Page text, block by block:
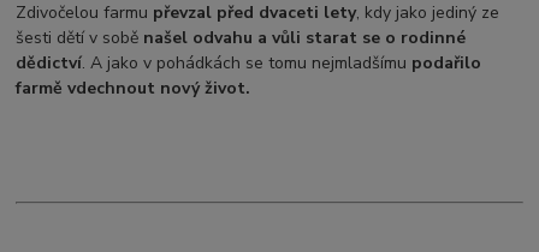
Zdivočelou farmu převzal před dvaceti lety, kdy jako jediný ze
šesti dětí v sobě našel odvahu a vůli starat se o rodinné
dědictví. A jako v pohádkách se tomu nejmladšímu podařilo
farmě vdechnout nový život.